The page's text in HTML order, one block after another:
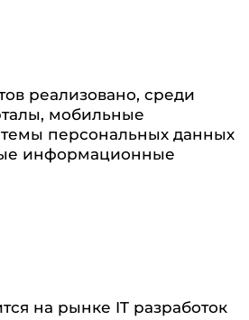
реализовано, среди
мобильные
персональных данных
информационные
на рынке IT разработок